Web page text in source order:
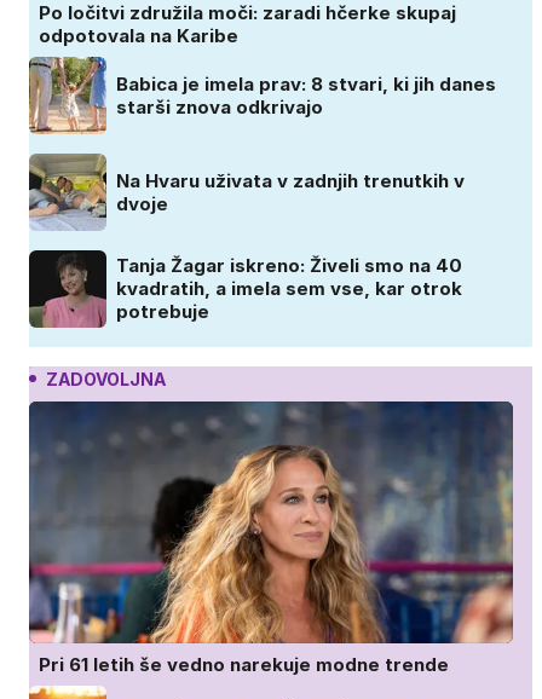
Po ločitvi združila moči: zaradi hčerke skupaj
odpotovala na Karibe
Babica je imela prav: 8 stvari, ki jih danes
starši znova odkrivajo
Na Hvaru uživata v zadnjih trenutkih v
dvoje
Tanja Žagar iskreno: Živeli smo na 40
kvadratih, a imela sem vse, kar otrok
potrebuje
ZADOVOLJNA
Pri 61 letih še vedno narekuje modne trende